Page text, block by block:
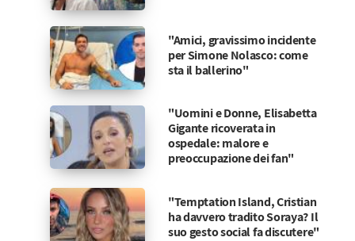
"Amici, gravissimo incidente
per Simone Nolasco: come
sta il ballerino"
"Uomini e Donne, Elisabetta
Gigante ricoverata in
ospedale: malore e
preoccupazione dei fan"
"Temptation Island, Cristian
ha davvero tradito Soraya? Il
suo gesto social fa discutere"